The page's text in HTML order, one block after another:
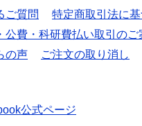
ご質問
特定商取引法に
公費・科研費払い取引のご
の声 ご注文の取り消し
公式ページ